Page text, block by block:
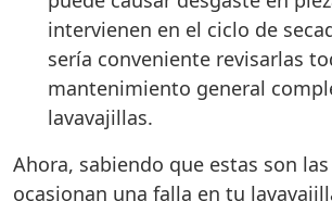
intervienen en el ciclo de
sería conveniente revisarlas
mantenimiento general
lavavajillas.
Ahora, sabiendo que estas son
ocasionan una falla en tu